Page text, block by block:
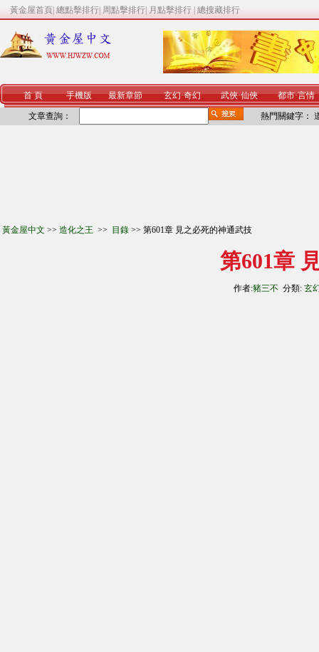
黃金屋首頁 總點擊排行 周點擊排行 月點擊排行 總搜藏排行
首 頁 手機版 最新章節 玄幻·奇幻 武俠·仙俠 都市·言情
文章查詢： 熱門關鍵字：
黃金屋中文 >> 造化之王 >> 目錄 >> 第601章 見之必死的神通武技
第601章
作者:豬三不 分類: 玄